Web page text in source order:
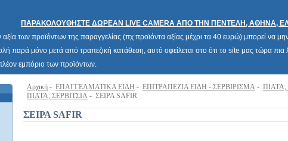
ΠΑΡΑΚΟΛΟΥΘΗΣΤΕ ΔΩΡΕΑΝ LIVE CAMERA ΑΠΟ ΤΗΝ ΠΕΝΤΕΛΗ, ΑΘΗΝΑ,
των προϊόντων της παραγγελίας (πχ προϊόντα αξίας μέχρι τα 40 ευρώ) μπορεί να
παρά μόνο μετά από τραπεζική κατάθεση, αυτό οφείλεται στο ότι το site μας τώρα
εμπόριο των προϊόντων.
Αρχική - ΕΠΑΓΓΕΛΜΑΤΙΚΑ ΕΙΔΗ - ΕΠΙΤΡΑΠΕΖΙΑ ΕΙΔΗ - ΣΕΡΒΙΡΙΣΜΑ - ΠΙΑΤΑ,
ΠΙΑΤΑ, ΣΕΡΒΙΤΣΙΑ - ΣΕΙΡΑ SAFIR
ΣΕΙΡΑ SAFIR